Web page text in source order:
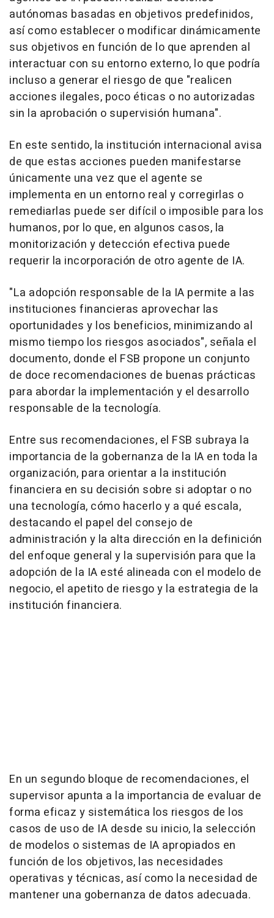
autónomas basadas en objetivos predefinidos,
así como establecer o modificar dinámicamente
sus objetivos en función de lo que aprenden al
interactuar con su entorno externo, lo que podría
incluso a generar el riesgo de que "realicen
acciones ilegales, poco éticas o no autorizadas
sin la aprobación o supervisión humana".
En este sentido, la institución internacional avisa
de que estas acciones pueden manifestarse
únicamente una vez que el agente se
implementa en un entorno real y corregirlas o
remediarlas puede ser difícil o imposible para los
humanos, por lo que, en algunos casos, la
monitorización y detección efectiva puede
requerir la incorporación de otro agente de IA.
"La adopción responsable de la IA permite a las
instituciones financieras aprovechar las
oportunidades y los beneficios, minimizando al
mismo tiempo los riesgos asociados", señala el
documento, donde el FSB propone un conjunto
de doce recomendaciones de buenas prácticas
para abordar la implementación y el desarrollo
responsable de la tecnología.
Entre sus recomendaciones, el FSB subraya la
importancia de la gobernanza de la IA en toda la
organización, para orientar a la institución
financiera en su decisión sobre si adoptar o no
una tecnología, cómo hacerlo y a qué escala,
destacando el papel del consejo de
administración y la alta dirección en la definición
del enfoque general y la supervisión para que la
adopción de la IA esté alineada con el modelo de
negocio, el apetito de riesgo y la estrategia de la
institución financiera.
En un segundo bloque de recomendaciones, el
supervisor apunta a la importancia de evaluar de
forma eficaz y sistemática los riesgos de los
casos de uso de IA desde su inicio, la selección
de modelos o sistemas de IA apropiados en
función de los objetivos, las necesidades
operativas y técnicas, así como la necesidad de
mantener una gobernanza de datos adecuada.